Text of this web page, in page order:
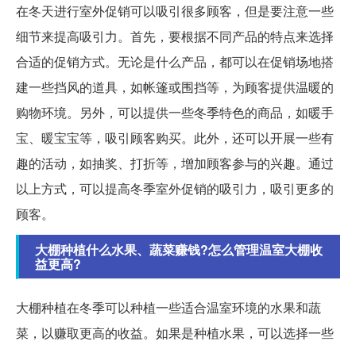
在冬天进行室外促销可以吸引很多顾客，但是要注意一些
细节来提高吸引力。首先，要根据不同产品的特点来选择
合适的促销方式。无论是什么产品，都可以在促销场地搭
建一些挡风的道具，如帐篷或围挡等，为顾客提供温暖的
购物环境。另外，可以提供一些冬季特色的商品，如暖手
宝、暖宝宝等，吸引顾客购买。此外，还可以开展一些有
趣的活动，如抽奖、打折等，增加顾客参与的兴趣。通过
以上方式，可以提高冬季室外促销的吸引力，吸引更多的
顾客。
大棚种植什么水果、蔬菜赚钱?怎么管理温室大棚收
益更高?
大棚种植在冬季可以种植一些适合温室环境的水果和蔬
菜，以赚取更高的收益。如果是种植水果，可以选择一些